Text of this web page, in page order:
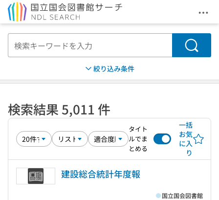
メ
検索
絞り込み条件
検索結果 5,011 件
タイト
ルでま
とめる
一括
お気
に入
り
建設総合統計年度報
国立国会図書館